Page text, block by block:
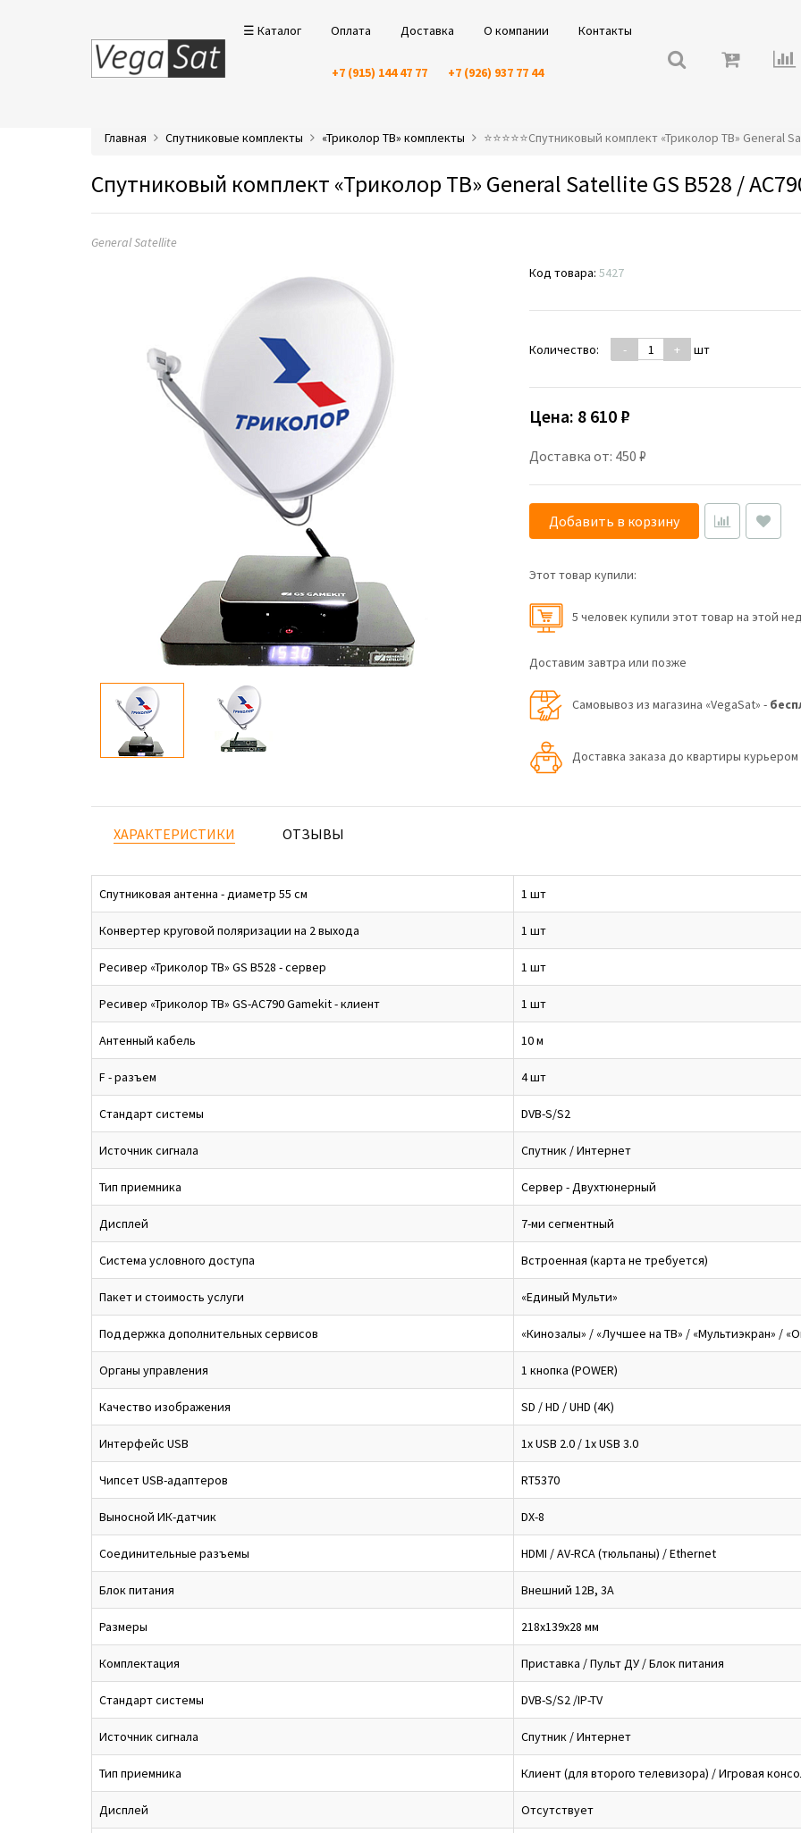
☰ Каталог Оплата Доставка О компании Контакты
+7 (915) 144 47 77 +7 (926) 937 77 44
Главная Спутниковые комплекты «Триколор ТВ» комплекты ⭐️⭐️⭐️⭐️⭐️Спутниковый комплект «Триколор ТВ» General
Спутниковый комплект «Триколор ТВ» General Satellite GS B528 /
General Satellite
Код товара:5427
Количество: - + шт
Цена: 8 610 ₽
Доставка от: 450 ₽
Добавить в корзину
Этот товар купили:
5 человек купили этот товар на этой
Доставим завтра или позже
Самовывоз из магазина «VegaSat» -
Доставка заказа до квартиры курьером
ХАРАКТЕРИСТИКИ ОТЗЫВЫ
Спутниковая антенна - диаметр 55 см 1 шт
Конвертер круговой поляризации на 2 выхода 1 шт
Ресивер «Триколор ТВ» GS B528 - сервер 1 шт
Ресивер «Триколор ТВ» GS-AC790 Gamekit - клиент 1 шт
Антенный кабель 10 м
F - разъем 4 шт
Стандарт системы DVB-S/S2
Источник сигнала Спутник / Интернет
Тип приемника Сервер - Двухтюнерный
Дисплей 7-ми сегментный
Система условного доступа Встроенная (карта не требуется)
Пакет и стоимость услуги «Единый Мульти»
Поддержка дополнительных сервисов «Кинозалы» / «Лучшее на ТВ» / «Мультиэкран» /
Органы управления 1 кнопка (POWER)
Качество изображения SD / HD / UHD (4K)
Интерфейс USB 1x USB 2.0 / 1x USB 3.0
Чипсет USB-адаптеров RT5370
Выносной ИК-датчик DX-8
Соединительные разъемы HDMI / AV-RCA (тюльпаны) / Ethernet
Блок питания Внешний 12В, 3А
Размеры 218x139x28 мм
Комплектация Приставка / Пульт ДУ / Блок питания
Стандарт системы DVB-S/S2 /IP-TV
Источник сигнала Спутник / Интернет
Тип приемника Клиент (для второго телевизора) / Игровая
Дисплей Отсутствует